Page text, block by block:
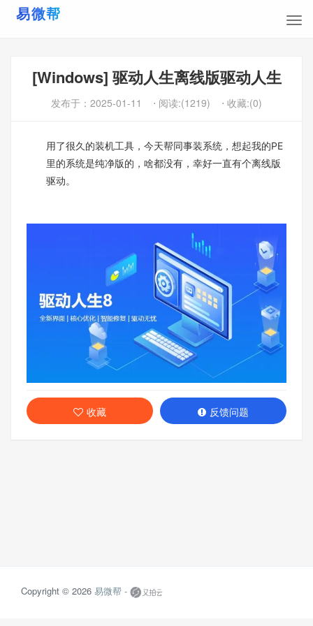
[Windows] 驱动人生离线版驱动人生
发布于： 2025-01-11 ⋅ 阅读:(1219) ⋅ 收藏:(0)
用了很久的装机工具，今天帮同事装系统，想起我的PE
里的系统是纯净版的，啥都没有，幸好一直有个离线版
驱动。
收藏 反馈问题
Copyright © 2026 易微帮 -